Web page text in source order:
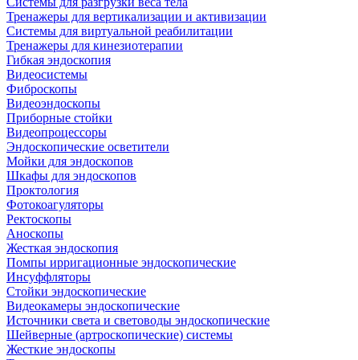
Тренажеры для вертикализации и активизации
Системы для виртуальной реабилитации
Тренажеры для кинезиотерапии
Гибкая эндоскопия
Видеосистемы
Фиброскопы
Видеоэндоскопы
Приборные стойки
Видеопроцессоры
Эндоскопические осветители
Мойки для эндоскопов
Шкафы для эндоскопов
Проктология
Фотокоагуляторы
Ректоскопы
Аноскопы
Жесткая эндоскопия
Помпы ирригационные эндоскопические
Инсуффляторы
Стойки эндоскопические
Видеокамеры эндоскопические
Источники света и световоды эндоскопические
Шейверные (артроскопические) системы
Жесткие эндоскопы